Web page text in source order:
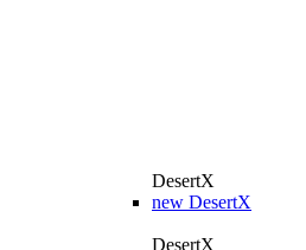
DesertX
new DesertX
DesertX